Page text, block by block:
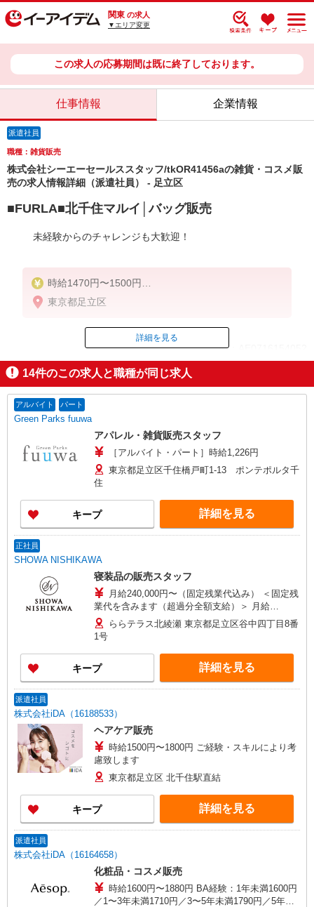
関東 の求人
▼エリア変更
この求人の応募期間は既に終了しております。
仕事情報 企業情報
派遣社員
職種：雑貨販売
株式会社シーエーセールススタッフ/tkOR41456aの雑貨・コスメ販
売の求人情報詳細（派遣社員） - 足立区
■FURLA■北千住マルイ│バッグ販売
未経験からのチャレンジも大歓迎！
時給1470円〜1500円
【時給】1,500円【月収例】1,500円×7時間30分×22
験、シフト希望により異なります。
東京都足立区
ID：AE0716154052
掲載期間終了
詳細を見る
14件のこの求人と職種が同じ求人
アルバイト パート
Green Parks fuuwa
アパレル・雑貨販売スタッフ
［アルバイト・パート］時給1,226円
東京都足立区千住橋戸町1-13 ポンテポルタ千
住
キープ 詳細を見る
正社員
SHOWA NISHIKAWA
寝装品の販売スタッフ
月給240,000円〜（固定残業代込み） ＜固定残
業代を含みます（超過分全額支給）＞ 月給
240,000円の場合、35,000円（21h/月） ・前職や
これまでの経験を考慮 ・賞与年2回（7月・12月）
◎販売ノルマがないので安心 ◎販売実績優秀者に
はインセンティブあり 数字のプレッシャーに追わ
れる心配はなく、売れた時に収入がアップする
「いいとこ取り」なので安心してスタートできま
ららテラス北綾瀬 東京都足立区谷中四丁目8番
1号
キープ 詳細を見る
派遣社員
株式会社iDA（16188533）
ヘアケア販売
時給1500円〜1800円 ご経験・スキルにより考
慮致します
東京都足立区 北千住駅直結
キープ 詳細を見る
派遣社員
株式会社iDA（16164658）
化粧品・コスメ販売
時給1600円〜1880円 BA経験：1年未満1600円
／1〜3年未満1710円／3〜5年未満1790円／5年以